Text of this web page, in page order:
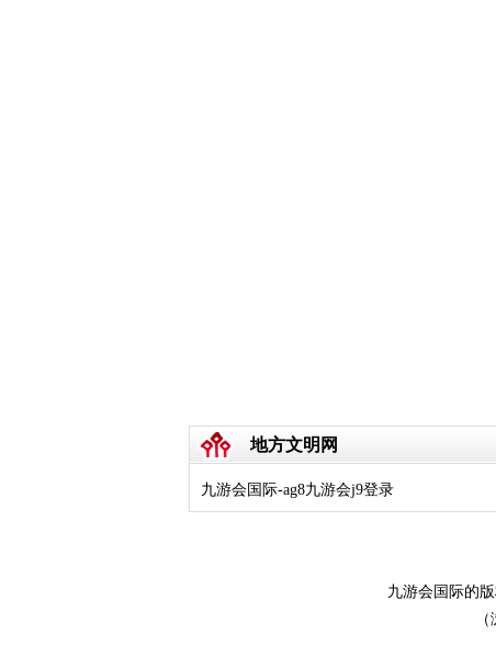
地方文明网
九游会国际-ag8九游会j9登录
九游会国际的